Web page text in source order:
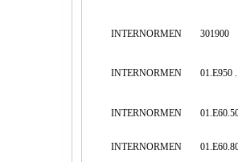
INTERNORMEN 301900
INTERNORMEN 01.E950
INTERNORMEN
INTERNORMEN